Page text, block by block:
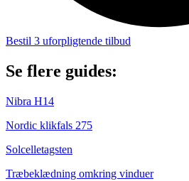
Bestil 3 uforpligtende tilbud
Se flere guides:
Nibra H14
Nordic klikfals 275
Solcelletagsten
Træbeklædning omkring vinduer